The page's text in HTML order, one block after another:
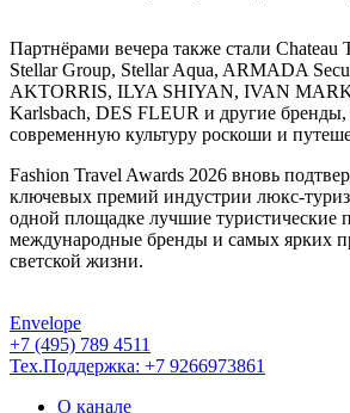
Партнёрами вечера также стали Chateau
Stellar Group, Stellar Aqua, ARMADA
AKTORRIS, ILYA SHIYAN, IVAN
Karlsbach, DES FLEUR и другие
современную культуру роскоши и
Fashion Travel Awards 2026 вновь
ключевых премий индустрии люкс-
одной площадке лучшие туристические
международные бренды и самых ярких
светской жизни.
Envelope
+7 (495) 789 4511
Тех.Поддержка: +7 9266973861
О канале